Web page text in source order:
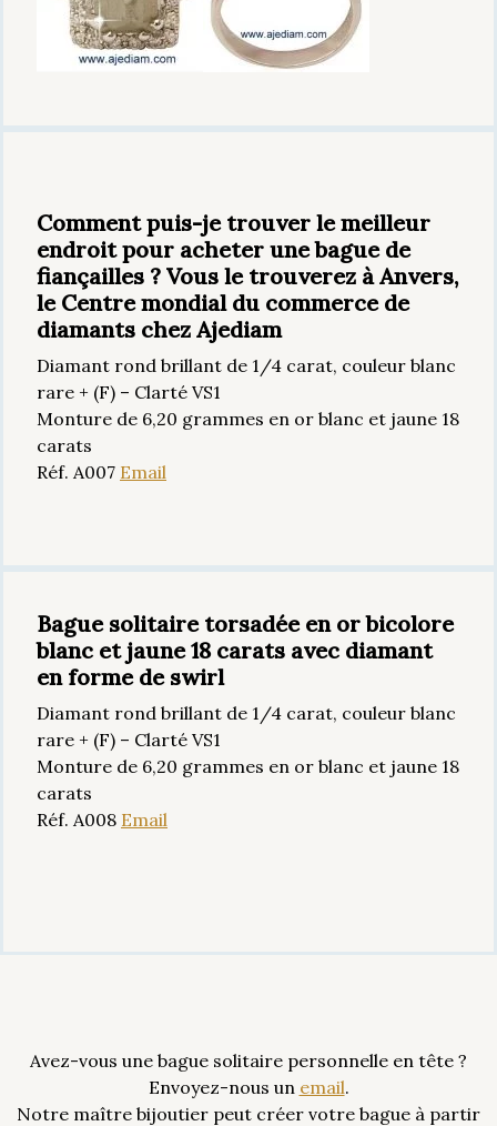
Comment puis-je trouver le meilleur
endroit pour acheter une bague de
fiançailles ? Vous le trouverez à Anvers,
le Centre mondial du commerce de
diamants chez Ajediam
Diamant rond brillant de 1/4 carat, couleur blanc
rare + (F) – Clarté VS1
Monture de 6,20 grammes en or blanc et jaune 18
carats
Réf. A007 Email
Bague solitaire torsadée en or bicolore
blanc et jaune 18 carats avec diamant
en forme de swirl
Diamant rond brillant de 1/4 carat, couleur blanc
rare + (F) – Clarté VS1
Monture de 6,20 grammes en or blanc et jaune 18
carats
Réf. A008 Email
Avez-vous une bague solitaire personnelle en tête ?
Envoyez-nous un email.
Notre maître bijoutier peut créer votre bague à partir